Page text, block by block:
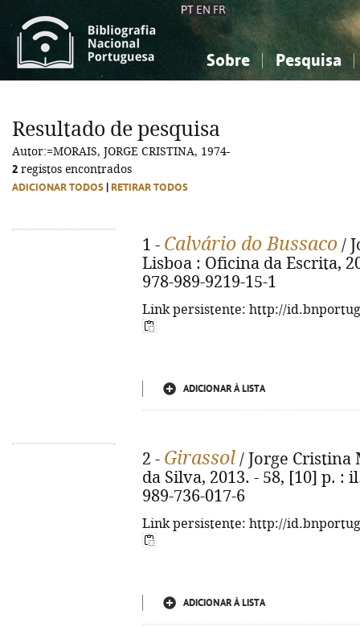
PT EN FR
Sobre Pesquisa
Ciências sociais...
Ciências sociais...
Resultado de pesquisa
Autor:=MORAIS, JORGE CRISTINA, 1974-
2 registos encontrados
ADICIONAR TODOS RETIRAR TODOS
1 - Calvário do Bussaco /
Lisboa : Oficina da Escrita,
978-989-9219-15-1
Link persistente: http://
ADICIONAR À LISTA
2 - Girassol / Jorge Cristina
da Silva, 2013. - 58, [10] p. :
989-736-017-6
Link persistente: http://
ADICIONAR À LISTA